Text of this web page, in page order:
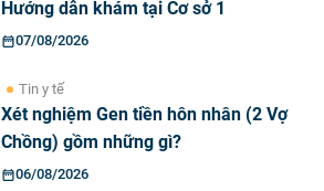
Hướng dẫn khám tại Cơ sở 1
07/08/2026
Tin y tế
Xét nghiệm Gen tiền hôn nhân (2 Vợ
Chồng) gồm những gì?
06/08/2026